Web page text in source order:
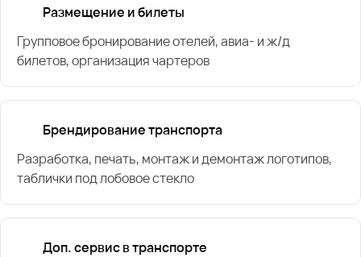
Размещение и билеты
Групповое бронирование отелей, авиа- и ж/д
билетов, организация чартеров
Брендирование транспорта
Разработка, печать, монтаж и демонтаж логотипов,
таблички под лобовое стекло
Доп. сервис в транспорте